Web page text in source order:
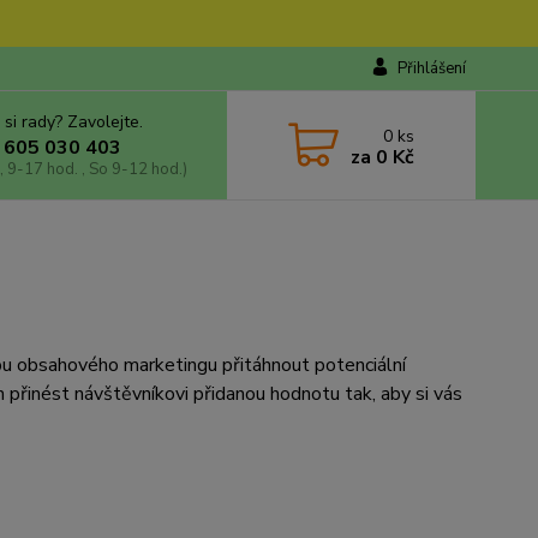
Přihlášení
rady? Zavolejte.
030 403
9-17 hod. , So 9-12 hod.)
0 ks
za 0 Kč
obsahového marketingu přitáhnout potenciální
návštěvníkovi přidanou hodnotu tak, aby si vás